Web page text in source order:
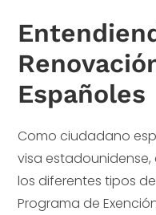
Españoles
Como ciudadano
visa
los diferentes tipos
Programa de